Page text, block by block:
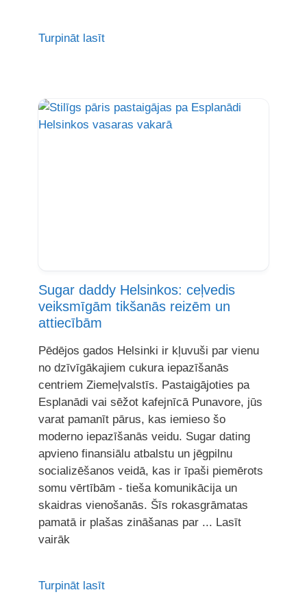
Turpināt lasīt
Sugar daddy Helsinkos: ceļvedis
veiksmīgām tikšanās reizēm un
attiecībām
Pēdējos gados Helsinki ir kļuvuši par vienu
no dzīvīgākajiem cukura iepazīšanās
centriem Ziemeļvalstīs. Pastaigājoties pa
Esplanādi vai sēžot kafejnīcā Punavore, jūs
varat pamanīt pārus, kas iemieso šo
moderno iepazīšanās veidu. Sugar dating
apvieno finansiālu atbalstu un jēgpilnu
socializēšanos veidā, kas ir īpaši piemērots
somu vērtībām - tieša komunikācija un
skaidras vienošanās. Šīs rokasgrāmatas
pamatā ir plašas zināšanas par ... Lasīt
vairāk
Turpināt lasīt